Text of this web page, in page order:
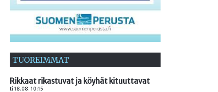
TUOREIMMAT
Rikkaat rikastuvat ja köyhät kituuttavat
ti 18.08. 10:15